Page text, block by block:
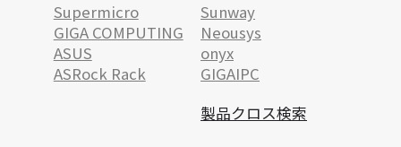
Supermicro
Sunway
GIGA COMPUTING
Neousys
ASUS
onyx
ASRock Rack
GIGAIPC
製品クロス検索